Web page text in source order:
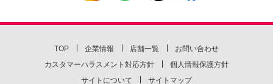
TOP 企業情報 店舗一覧
お問い合わせ
カスタマーハラスメント対応方針
個人情報保護方針
サイトについて
サイトマップ